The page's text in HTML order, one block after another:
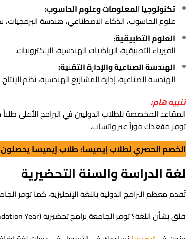
تكنولوجيا المعلومات وعلوم الحاسوب:
علوم الحاسوب، الذكاء الاصطناعي، هندسة البرمجيات،
العلوم التطبيقية:
الفيزياء التطبيقية، الرياضيات الهندسية، الإلكترونيات.
الهندسة الصناعية والإدارة التقنية:
الهندسة الصناعية، إدارة المشاريع الهندسية، نظم الإنتاج.
تنبيه هام:
المقاعد المخصصة للطلاب الدوليين في البرامج الأعلى
توفر مقعدك فوراً عبر واتساب.
الخصم الحصري لطلاب إيميسا:طلاب إيميسا
لغة الدراسة والسنة التحضيرية
تُقدم معظم البرامج الدولية باللغة الإنجليزية، كما توفر
قلق بشأن اللغة؟ توفر الجامعة برامج تحضيرية (Foundation Year) للطلاب الدوليين لضمان جاهزيتهم الأكاديمية.